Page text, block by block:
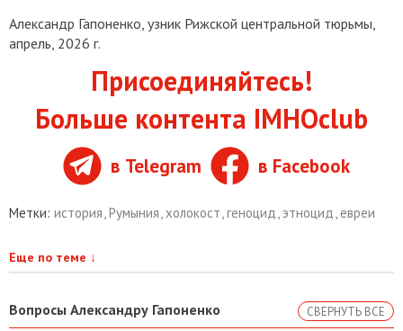
Александр Гапоненко, узник Рижской центральной тюрьмы,
апрель, 2026 г.
Присоединяйтесь!
Больше контента IMHOclub
в Telegram в Facebook
Метки: история,Румыния,холокост,геноцид,этноцид, евреи
Еще по теме ↓
Вопросы Александру Гапоненко СВЕРНУТЬ ВСЕ